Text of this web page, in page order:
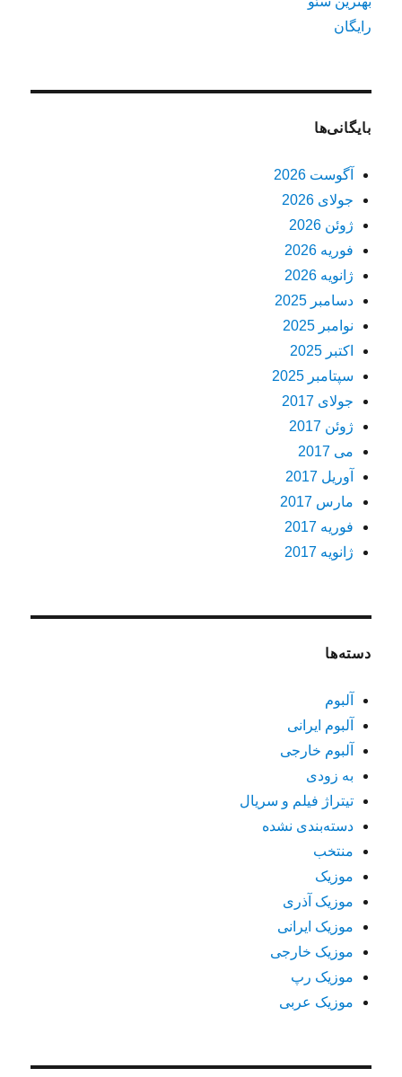
رایگان
بایگانی‌ها
آگوست 2026
جولای 2026
ژوئن 2026
فوریه 2026
ژانویه 2026
دسامبر 2025
نوامبر 2025
اکتبر 2025
سپتامبر 2025
جولای 2017
ژوئن 2017
می 2017
آوریل 2017
مارس 2017
فوریه 2017
ژانویه 2017
دسته‌ها
آلبوم
آلبوم ایرانی
آلبوم خارجی
به زودی
تیتراژ فیلم و سریال
دسته‌بندی نشده
منتخب
موزیک
موزیک آذری
موزیک ایرانی
موزیک خارجی
موزیک رپ
موزیک عربی